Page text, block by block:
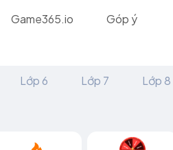
Game365.io Góp ý
Lớp 6 Lớp 7 Lớp 8